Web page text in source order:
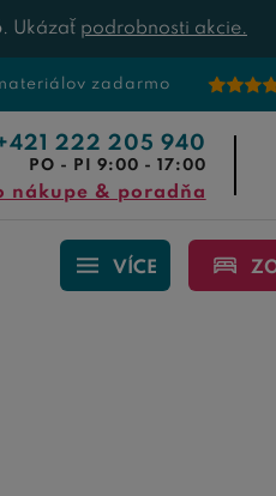
. Ukázať podrobnosti akcie.
zadarmo
222 205 940
PO - PI 9:00 - 17:00
nákupe & poradňa
VÍCE